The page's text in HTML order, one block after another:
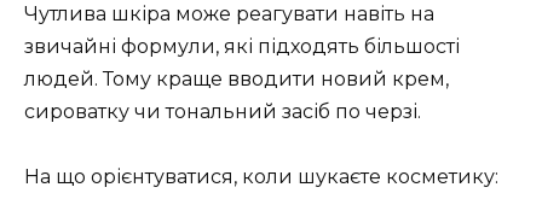
Чутлива шкіра може реагувати навіть на
звичайні формули, які підходять більшості
людей. Тому краще вводити новий крем,
сироватку чи тональний засіб по черзі.
На що орієнтуватися, коли шукаєте косметику: